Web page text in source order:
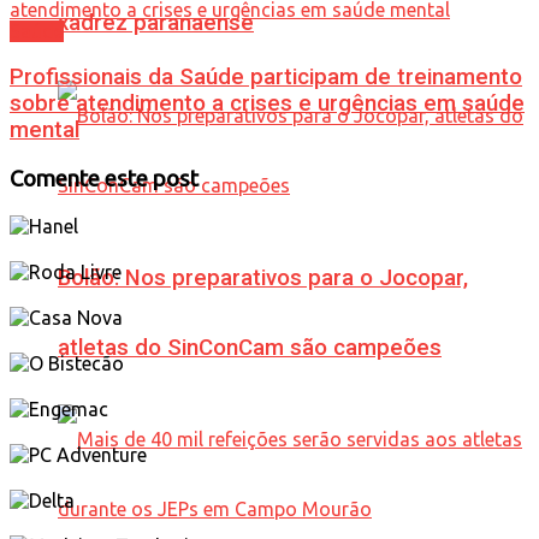
xadrez paranaense
Bolão: Nos preparativos para o Jocopar,
atletas do SinConCam são campeões
Profissionais da Saúde participam de treinamento
sobre atendimento a crises e urgências em saúde
mental
Comente este post